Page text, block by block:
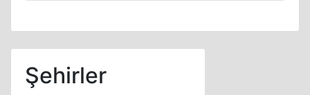
Şehirler